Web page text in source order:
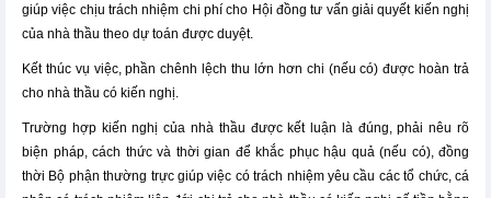
giúp việc chịu trách nhiệm chi phí cho Hội đồng tư vấn giải quyết kiến nghị
của nhà thầu theo dự toán được duyệt.
Kết thúc vụ việc, phần chênh lệch thu lớn hơn chi (nếu có) được hoàn trả
cho nhà thầu có kiến nghị.
Trường hợp kiến nghị của nhà thầu được kết luận là đúng, phải nêu rõ
biện pháp, cách thức và thời gian để khắc phục hậu quả (nếu có), đồng
thời Bộ phận thường trực giúp việc có trách nhiệm yêu cầu các tổ chức, cá